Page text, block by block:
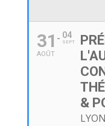
31
AOÛT
04
SEPT
&